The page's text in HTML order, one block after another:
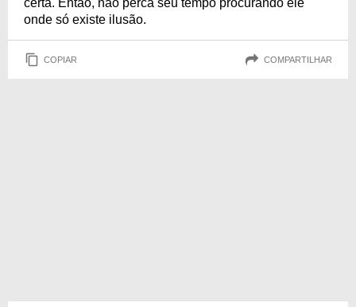
certa. Então, não perca seu tempo procurando ele
onde só existe ilusão.
COPIAR COMPARTILHAR